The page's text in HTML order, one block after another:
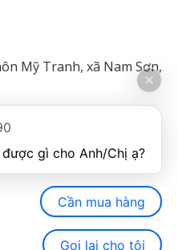
Mỹ Tranh, xã Nam Sơn,
Thạnh-HCM
Cần mua hàng
Gọi lại cho tôi